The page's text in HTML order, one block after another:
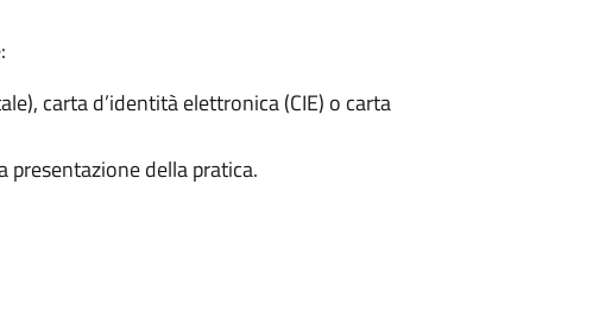
carta d’identità elettronica (CIE) o carta
della pratica.